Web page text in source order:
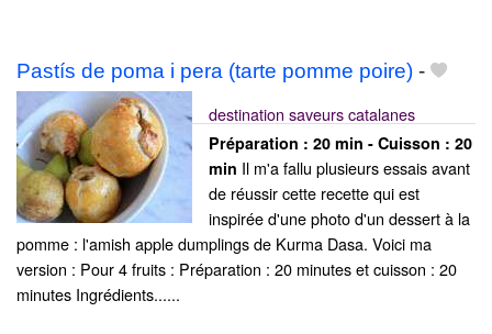
Pastís de poma i pera (tarte pomme poire) -
destination saveurs catalanes
Préparation : 20 min - Cuisson : 20
min Il m'a fallu plusieurs essais avant
de réussir cette recette qui est
inspirée d'une photo d'un dessert à la
pomme : l'amish apple dumplings de Kurma Dasa. Voici ma
version : Pour 4 fruits : Préparation : 20 minutes et cuisson : 20
minutes Ingrédients......